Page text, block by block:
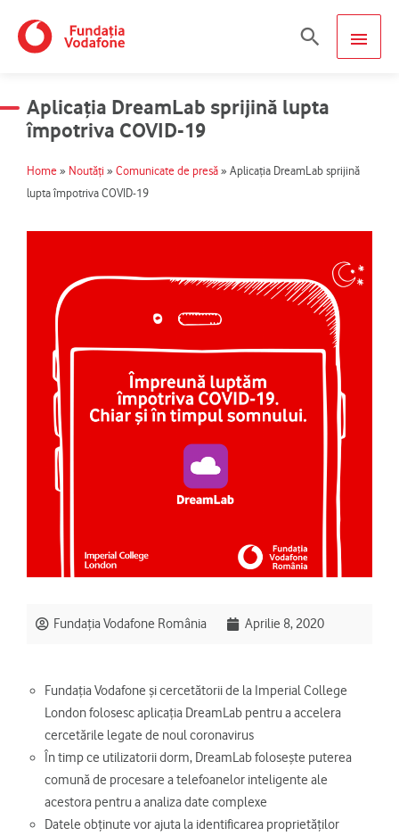
content
MAIN
Search
Aplicația DreamLab sprijină lupta
împotriva COVID-19
Home » Noutăți » Comunicate de presă » Aplicația DreamLab sprijină
lupta împotriva COVID-19
Fundația Vodafone România Aprilie 8, 2020
Fundația Vodafone și cercetătorii de la Imperial College
London folosesc aplicația DreamLab pentru a accelera
cercetările legate de noul coronavirus
În timp ce utilizatorii dorm, DreamLab folosește puterea
comună de procesare a telefoanelor inteligente ale
acestora pentru a analiza date complexe
Datele obținute vor ajuta la identificarea proprietăților